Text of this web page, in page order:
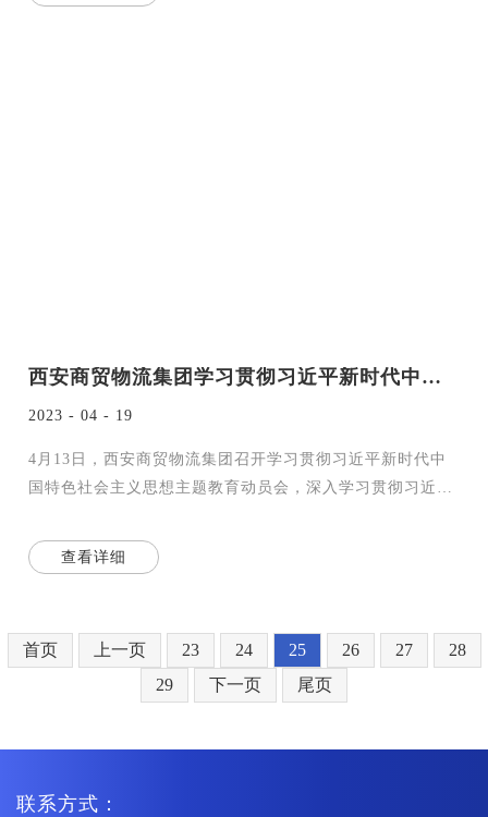
西安商贸物流集团学习贯彻习近平新时代中国特色社会主义思想主题教育全面启动
2023 - 04 - 19
4月13日，西安商贸物流集团召开学习贯彻习近平新时代中
国特色社会主义思想主题教育动员会，深入学习贯彻习近平
统一
查看详细
首页 上一页 23 24 25 26 27
28
29
下一页 尾页
联系方式：